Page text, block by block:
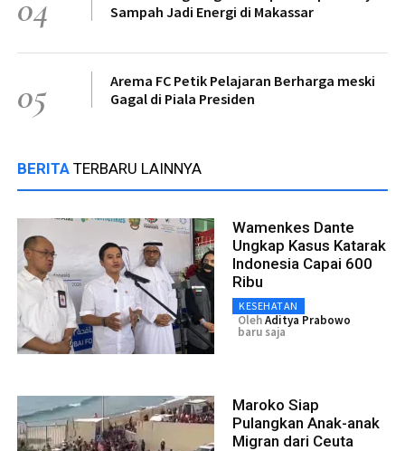
Sampah Jadi Energi di Makassar
05
Arema FC Petik Pelajaran Berharga meski
Gagal di Piala Presiden
BERITA TERBARU LAINNYA
Wamenkes Dante
Ungkap Kasus Katarak
Indonesia Capai 600
Ribu
KESEHATAN
OlehAditya Prabowo
baru saja
Maroko Siap
Pulangkan Anak-anak
Migran dari Ceuta